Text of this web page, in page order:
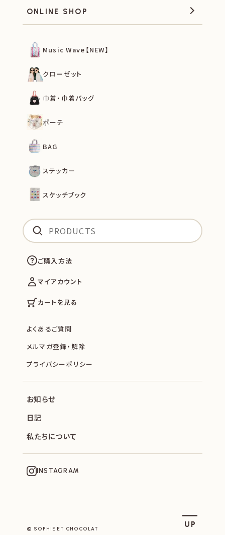
ONLINE SHOP
Music Wave【NEW】
クローゼット
巾着・巾着バッグ
ポーチ
BAG
ステッカー
スケッチブック
ご購入方法
マイアカウント
カートを見る
よくあるご質問
メルマガ登録・解除
プライバシーポリシー
お知らせ
日記
私たちについて
INSTAGRAM
© SOPHIE ET CHOCOLAT UP